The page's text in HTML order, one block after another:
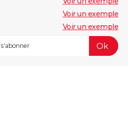
Voir un exemple
Voir un exemple